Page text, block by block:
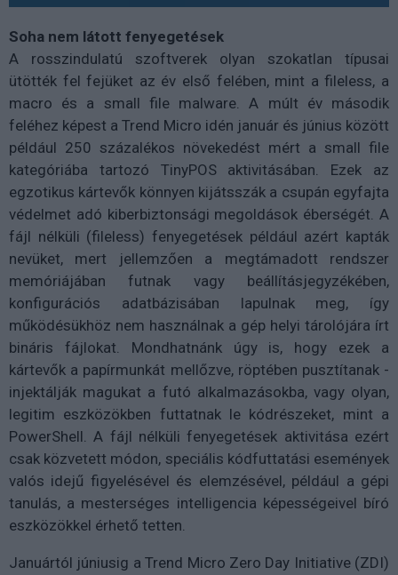
Soha nem látott fenyegetések
A rosszindulatú szoftverek olyan szokatlan típusai
ütötték fel fejüket az év első felében, mint a fileless, a
macro és a small file malware. A múlt év második
feléhez képest a Trend Micro idén január és június között
például 250 százalékos növekedést mért a small file
kategóriába tartozó TinyPOS aktivitásában. Ezek az
egzotikus kártevők könnyen kijátsszák a csupán egyfajta
védelmet adó kiberbiztonsági megoldások éberségét. A
fájl nélküli (fileless) fenyegetések például azért kapták
nevüket, mert jellemzően a megtámadott rendszer
memóriájában futnak vagy beállításjegyzékében,
konfigurációs adatbázisában lapulnak meg, így
működésükhöz nem használnak a gép helyi tárolójára írt
bináris fájlokat. Mondhatnánk úgy is, hogy ezek a
kártevők a papírmunkát mellőzve, röptében pusztítanak -
injektálják magukat a futó alkalmazásokba, vagy olyan,
legitim eszközökben futtatnak le kódrészeket, mint a
PowerShell. A fájl nélküli fenyegetések aktivitása ezért
csak közvetett módon, speciális kódfuttatási események
valós idejű figyelésével és elemzésével, például a gépi
tanulás, a mesterséges intelligencia képességeivel bíró
eszközökkel érhető tetten.
Januártól júniusig a Trend Micro Zero Day Initiative (ZDI)